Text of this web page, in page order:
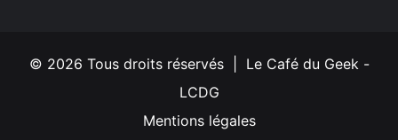
© 2026 Tous droits réservés | Le Café du Geek -
LCDG
Mentions légales